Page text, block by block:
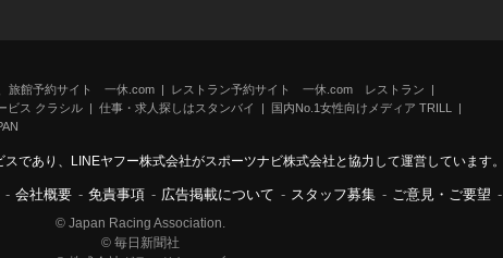
旅館予約サイト 一休.com
レストラン予約サイト 一休.com レストラン
ビス クラシル 仕事・求人探しはスタンバイ
国内No.1女性向けメディア TRILL
であり、LINEヤフー株式会社がスポーツナビ株式会社と協力して運営しています。
- 会社概要 - 免責事項 - 広告掲載について - スタッフ募集 - ご意見・ご要望 -
© Japan Racing Association.
© 毎日新聞社